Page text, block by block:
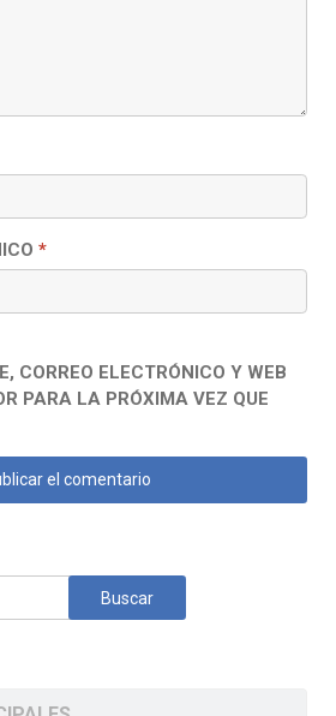
*
CORREO ELECTRÓNICO Y WEB
PARA LA PRÓXIMA VEZ QUE